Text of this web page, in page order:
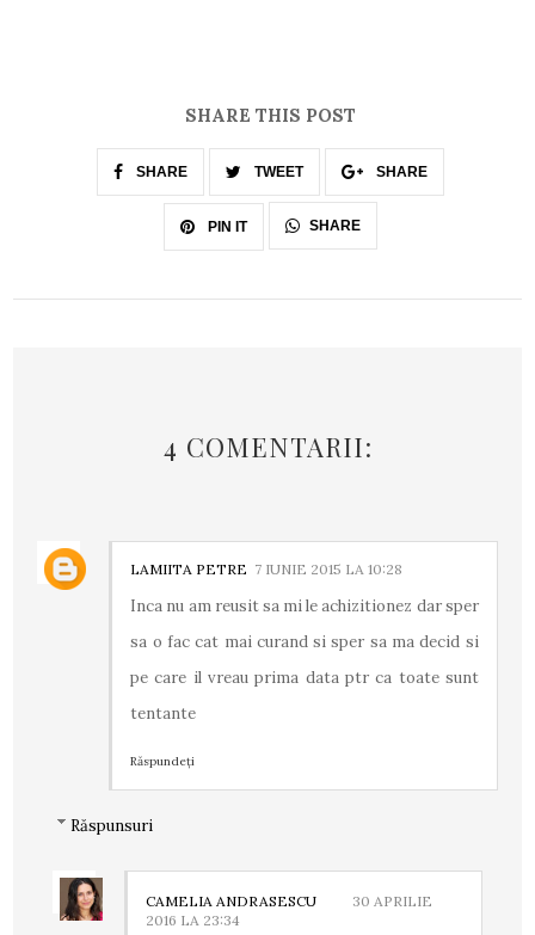
SHARE THIS POST
SHARE TWEET SHARE
PIN IT SHARE
4 COMENTARII:
LAMIITA PETRE 7 IUNIE 2015 LA 10:28
Inca nu am reusit sa mi le achizitionez dar sper
sa o fac cat mai curand si sper sa ma decid si
pe care il vreau prima data ptr ca toate sunt
tentante
Răspundeți
Răspunsuri
CAMELIA ANDRASESCU
30 APRILIE
2016 LA 23:34